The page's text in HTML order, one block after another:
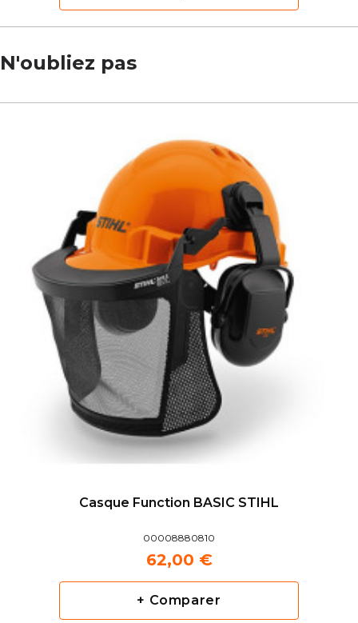
N'oubliez pas
Casque Function BASIC STIHL
00008880810
62,00 €
+ Comparer